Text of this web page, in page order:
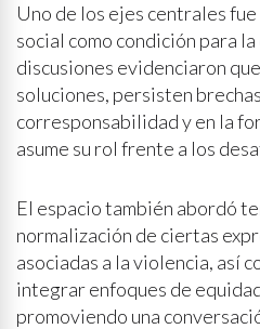
Uno de los ejes centrales
social como condición para
discusiones evidenciaron
soluciones, persisten
corresponsabilidad y en la
asume su rol frente a los
El espacio también abordó
normalización de ciertas
asociadas a la violencia, así
integrar enfoques de
promoviendo una